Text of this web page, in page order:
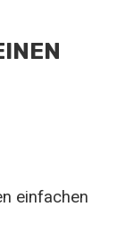
einfachen